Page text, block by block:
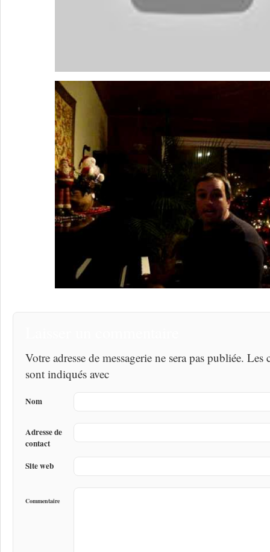
Votre adresse de messagerie ne sera pas publiée.
sont indiqués avec
Nom
Adresse de
contact
Site web
Commentaire